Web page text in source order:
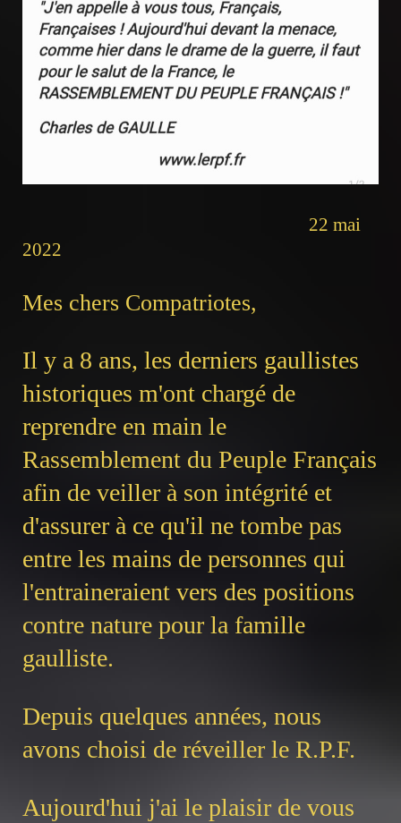
22 mai
2022
Mes chers Compatriotes,
Il y a 8 ans, les derniers gaullistes
historiques m'ont chargé de
reprendre en main le
Rassemblement du Peuple Français
afin de veiller à son intégrité et
d'assurer à ce qu'il ne tombe pas
entre les mains de personnes qui
l'entraineraient vers des positions
contre nature pour la famille
gaulliste.
Depuis quelques années, nous
avons choisi de réveiller le R.P.F.
Aujourd'hui j'ai le plaisir de vous